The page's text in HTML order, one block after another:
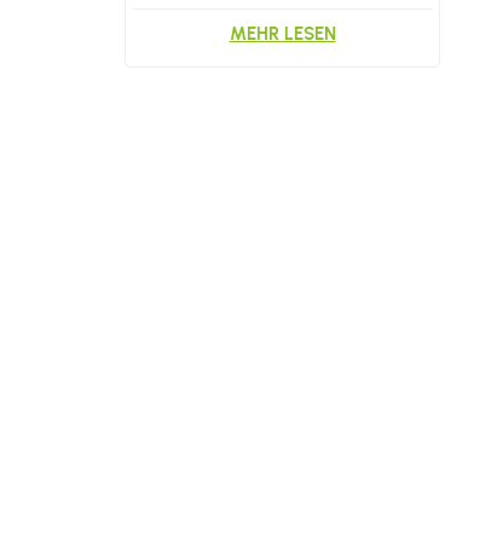
MEHR LESEN